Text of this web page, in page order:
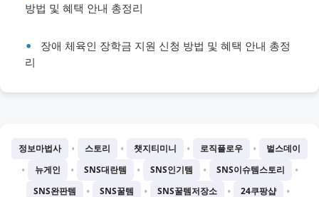
방법 및 혜택 안내 총정리
장애 체육인 장학금 지원 신청 방법 및 혜택 안내 총정
리
정보마법사 • 스토리 • 챗지티미니 • 로직플로우 • 벌스데이
• 뉴게인 • SNS대란템 • SNS인기템 • SNS이슈템스토리 •
SNS완판템 • SNS꿀템 • SNS꿀템저장소 • 24쿠팡샵 •